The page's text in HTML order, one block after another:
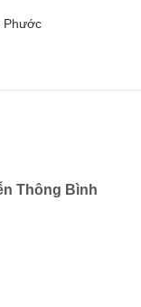
Phước
Thông Bình